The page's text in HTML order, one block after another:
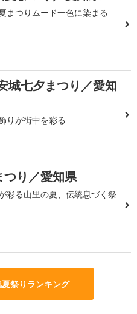
まつりムード一色に染まる
城七夕まつり／愛知
りが街中を彩る
つり／愛知県
彩る山里の夏、伝統息づく祭
祭りランキング